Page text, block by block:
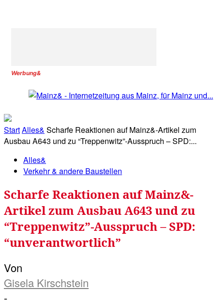
Werbung&
StartAlles& Scharfe Reaktionen auf Mainz&-Artikel zum
Ausbau A643 und zu “Treppenwitz”-Ausspruch – SPD:...
Alles&
Verkehr & andere Baustellen
Scharfe Reaktionen auf Mainz&-
Artikel zum Ausbau A643 und zu
“Treppenwitz”-Ausspruch – SPD:
“unverantwortlich”
Von
Gisela Kirschstein
-